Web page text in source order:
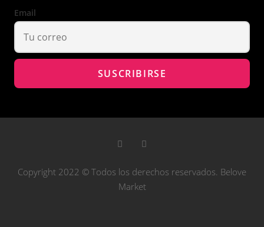
Email
Copyright 2022 © Todos los derechos reservados. Belove
Market